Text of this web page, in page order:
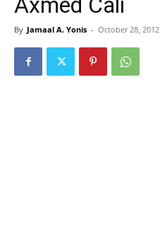
By Jamaal A. Yonis - October 28, 2012